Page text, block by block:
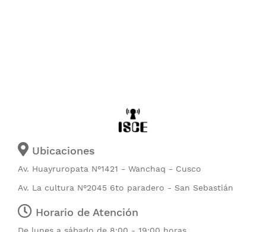
Ubicaciones
Av. Huayruropata N°1421 - Wanchaq - Cusco
Av. La cultura N°2045 6to paradero - San Sebastián
Horario de Atención